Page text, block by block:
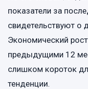
показатели за
свидетельствуют о
Экономический
предыдущими 12
слишком короток
тенденции.